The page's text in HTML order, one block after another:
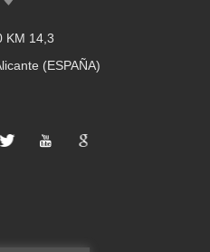
KM 14,3
(ESPAÑA)